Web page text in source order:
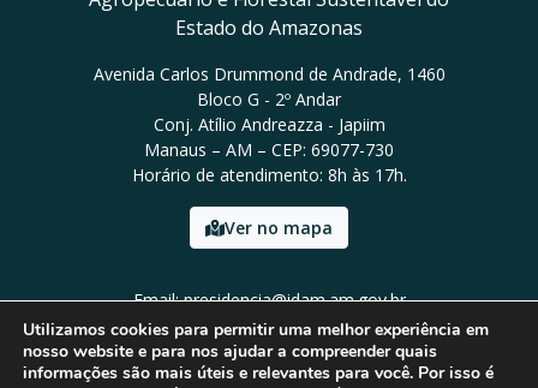
Estado do Amazonas
Avenida Carlos Drummond de Andrade, 1460
Bloco G - 2º Andar
Conj. Atílio Andreazza - Japiim
Manaus – AM – CEP: 69077-730
Horário de atendimento: 8h às 17h.
Ver no mapa
Email: presidencia@idam.am.gov.br
Tel: (92) 98452-9911
Utilizamos cookies para permitir uma melhor experiência em
nosso website e para nos ajudar a compreender quais
informações são mais úteis e relevantes para você. Por isso é